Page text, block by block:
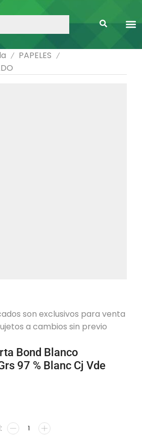
/ PAPELES /
son exclusivos para venta
a cambios sin previo
Bond Blanco
97 % Blanc Cj Vde